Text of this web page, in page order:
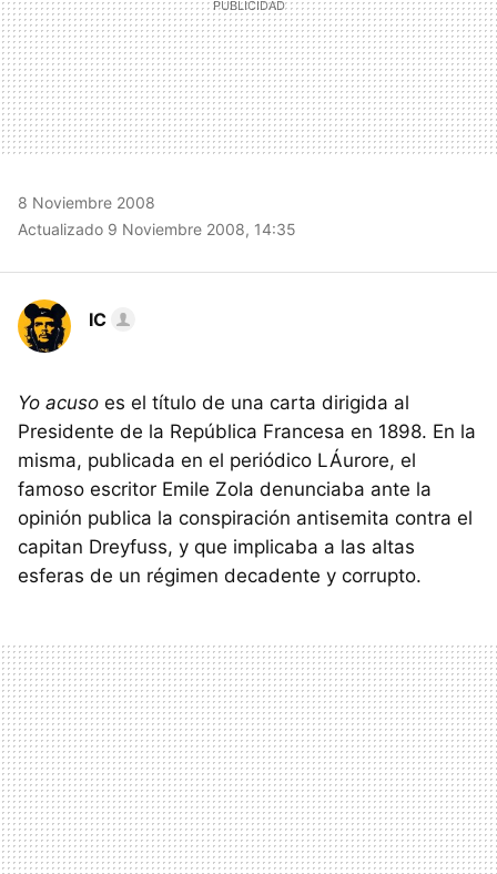
8 Noviembre 2008
Actualizado 9 Noviembre 2008, 14:35
IC
Yo acuso es el título de una carta dirigida al
Presidente de la República Francesa en 1898. En la
misma, publicada en el periódico LÁurore, el
famoso escritor Emile Zola denunciaba ante la
opinión publica la conspiración antisemita contra el
capitan Dreyfuss, y que implicaba a las altas
esferas de un régimen decadente y corrupto.